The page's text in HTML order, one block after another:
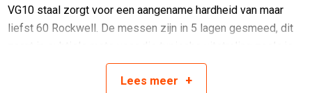
VG10 staal zorgt voor een aangename hardheid van maar
liefst 60 Rockwell. De messen zijn in 5 lagen gesmeed, dit
dit ook bij damastmessen ziet. Door deze technieken is
scherpheid en snijcomfort verzekerd. De messen hebben
Lees meer +